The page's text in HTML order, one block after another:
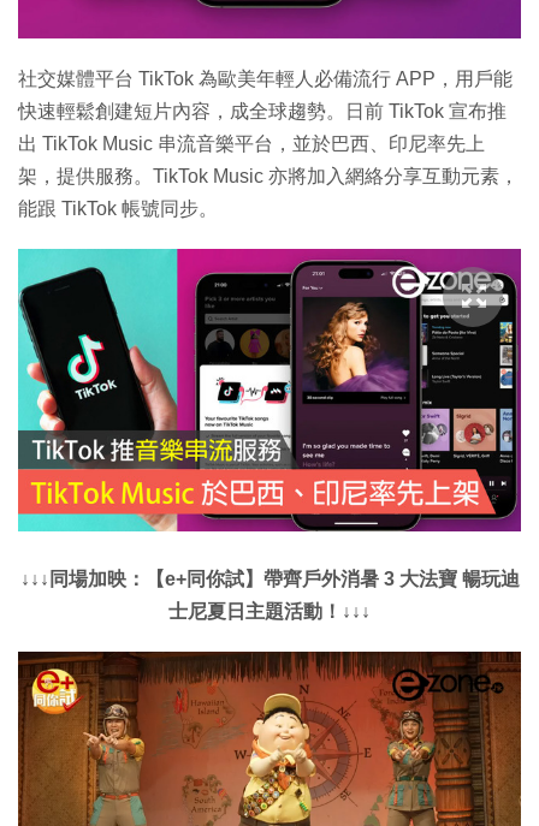
社交媒體平台 TikTok 為歐美年輕人必備流行 APP，用戶能
快速輕鬆創建短片內容，成全球趨勢。日前 TikTok 宣布推
出 TikTok Music 串流音樂平台，並於巴西、印尼率先上
架，提供服務。TikTok Music 亦將加入網絡分享互動元素，
能跟 TikTok 帳號同步。
↓↓↓同場加映：【e+同你試】帶齊戶外消暑 3 大法寶 暢玩迪
士尼夏日主題活動！↓↓↓